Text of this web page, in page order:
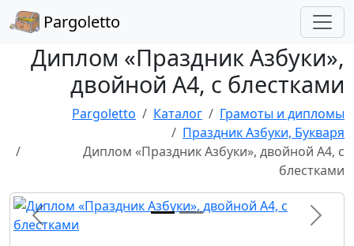
Pargoletto
Диплом «Праздник Азбуки»,
двойной А4, с блестками
Pargoletto Каталог
Грамоты и дипломы
Праздник Азбуки, Букваря
Диплом «Праздник Азбуки», двойной А4, с
блестками
Назад